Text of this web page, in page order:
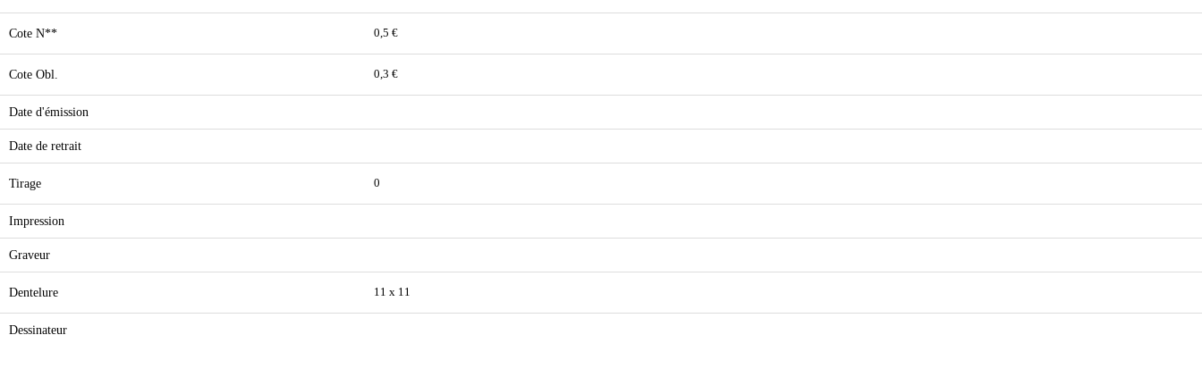
Cote N** 0,5 €
Cote Obl. 0,3 €
Date d'émission
Date de retrait
Tirage 0
Impression
Graveur
Dentelure 11 x 11
Dessinateur